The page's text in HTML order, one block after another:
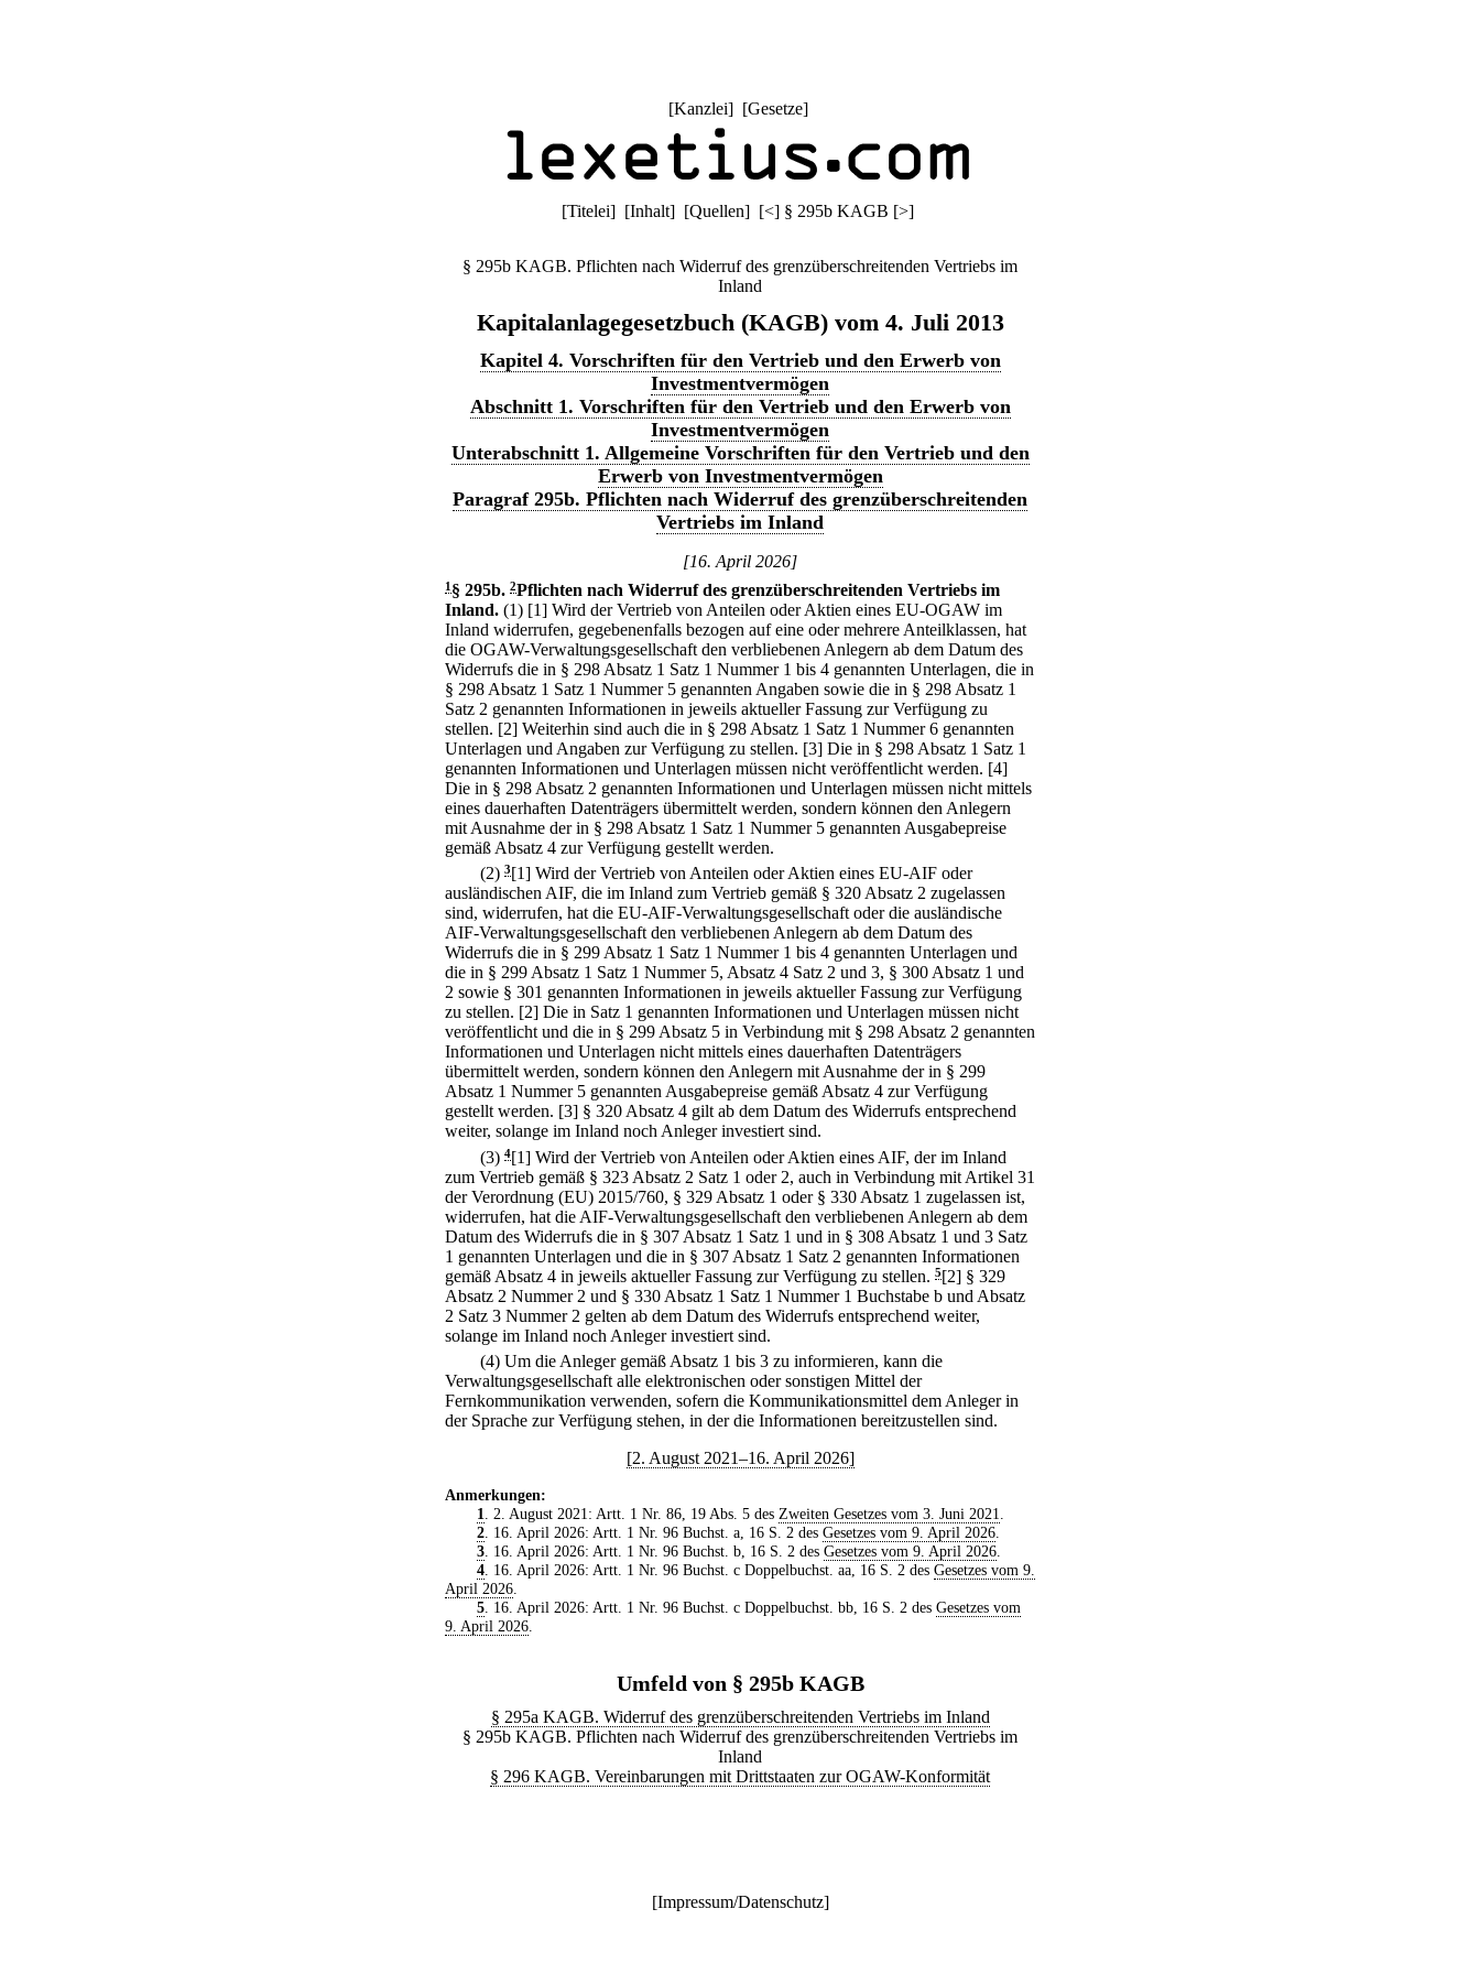
[Kanzlei] [Gesetze]
[Titelei] [Inhalt] [Quellen] [<] § 295b KAGB [>]
§ 295b KAGB. Pflichten nach Widerruf des grenzüberschreitenden Vertriebs im
Inland
Kapitalanlagegesetzbuch (KAGB) vom 4. Juli 2013
Kapitel 4. Vorschriften für den Vertrieb und den Erwerb von
Investmentvermögen
Abschnitt 1. Vorschriften für den Vertrieb und den Erwerb von
Investmentvermögen
Unterabschnitt 1. Allgemeine Vorschriften für den Vertrieb und den
Erwerb von Investmentvermögen
Paragraf 295b. Pflichten nach Widerruf des grenzüberschreitenden
Vertriebs im Inland
[16. April 2026]
1 § 295b. 2Pflichten nach Widerruf des grenzüberschreitenden Vertriebs im
Inland. (1) [1] Wird der Vertrieb von Anteilen oder Aktien eines EU-OGAW im
Inland widerrufen, gegebenenfalls bezogen auf eine oder mehrere Anteilklassen, hat
die OGAW-Verwaltungsgesellschaft den verbliebenen Anlegern ab dem Datum des
Widerrufs die in § 298 Absatz 1 Satz 1 Nummer 1 bis 4 genannten Unterlagen, die in
§ 298 Absatz 1 Satz 1 Nummer 5 genannten Angaben sowie die in § 298 Absatz 1
Satz 2 genannten Informationen in jeweils aktueller Fassung zur Verfügung zu
stellen. [2] Weiterhin sind auch die in § 298 Absatz 1 Satz 1 Nummer 6 genannten
Unterlagen und Angaben zur Verfügung zu stellen. [3] Die in § 298 Absatz 1 Satz 1
genannten Informationen und Unterlagen müssen nicht veröffentlicht werden. [4]
Die in § 298 Absatz 2 genannten Informationen und Unterlagen müssen nicht mittels
eines dauerhaften Datenträgers übermittelt werden, sondern können den Anlegern
mit Ausnahme der in § 298 Absatz 1 Satz 1 Nummer 5 genannten Ausgabepreise
gemäß Absatz 4 zur Verfügung gestellt werden.
(2) 3[1] Wird der Vertrieb von Anteilen oder Aktien eines EU-AIF oder
ausländischen AIF, die im Inland zum Vertrieb gemäß § 320 Absatz 2 zugelassen
sind, widerrufen, hat die EU-AIF-Verwaltungsgesellschaft oder die ausländische
AIF-Verwaltungsgesellschaft den verbliebenen Anlegern ab dem Datum des
Widerrufs die in § 299 Absatz 1 Satz 1 Nummer 1 bis 4 genannten Unterlagen und
die in § 299 Absatz 1 Satz 1 Nummer 5, Absatz 4 Satz 2 und 3, § 300 Absatz 1 und
2 sowie § 301 genannten Informationen in jeweils aktueller Fassung zur Verfügung
zu stellen. [2] Die in Satz 1 genannten Informationen und Unterlagen müssen nicht
veröffentlicht und die in § 299 Absatz 5 in Verbindung mit § 298 Absatz 2 genannten
Informationen und Unterlagen nicht mittels eines dauerhaften Datenträgers
übermittelt werden, sondern können den Anlegern mit Ausnahme der in § 299
Absatz 1 Nummer 5 genannten Ausgabepreise gemäß Absatz 4 zur Verfügung
gestellt werden. [3] § 320 Absatz 4 gilt ab dem Datum des Widerrufs entsprechend
weiter, solange im Inland noch Anleger investiert sind.
(3) 4[1] Wird der Vertrieb von Anteilen oder Aktien eines AIF, der im Inland
zum Vertrieb gemäß § 323 Absatz 2 Satz 1 oder 2, auch in Verbindung mit Artikel 31
der Verordnung (EU) 2015/760, § 329 Absatz 1 oder § 330 Absatz 1 zugelassen ist,
widerrufen, hat die AIF-Verwaltungsgesellschaft den verbliebenen Anlegern ab dem
Datum des Widerrufs die in § 307 Absatz 1 Satz 1 und in § 308 Absatz 1 und 3 Satz
1 genannten Unterlagen und die in § 307 Absatz 1 Satz 2 genannten Informationen
gemäß Absatz 4 in jeweils aktueller Fassung zur Verfügung zu stellen. 5[2] § 329
Absatz 2 Nummer 2 und § 330 Absatz 1 Satz 1 Nummer 1 Buchstabe b und Absatz
2 Satz 3 Nummer 2 gelten ab dem Datum des Widerrufs entsprechend weiter,
solange im Inland noch Anleger investiert sind.
(4) Um die Anleger gemäß Absatz 1 bis 3 zu informieren, kann die
Verwaltungsgesellschaft alle elektronischen oder sonstigen Mittel der
Fernkommunikation verwenden, sofern die Kommunikationsmittel dem Anleger in
der Sprache zur Verfügung stehen, in der die Informationen bereitzustellen sind.
[2. August 2021–16. April 2026]
Anmerkungen:
1
. 2. August 2021: Artt. 1 Nr. 86, 19 Abs. 5 des Zweiten Gesetzes vom 3. Juni 2021
2. 16. April 2026: Artt. 1 Nr. 96 Buchst. a, 16 S. 2 des Gesetzes vom 9. April 2026.
3. 16. April 2026: Artt. 1 Nr. 96 Buchst. b, 16 S. 2 des Gesetzes vom 9. April 2026.
4. 16. April 2026: Artt. 1 Nr. 96 Buchst. c Doppelbuchst. aa, 16 S. 2 des Gesetzes vom 9.
April 2026
5. 16. April 2026: Artt. 1 Nr. 96 Buchst. c Doppelbuchst. bb, 16 S. 2 des Gesetzes vom
9. April 2026
Umfeld von § 295b KAGB
§ 295a KAGB. Widerruf des grenzüberschreitenden Vertriebs im Inland
§ 295b KAGB. Pflichten nach Widerruf des grenzüberschreitenden Vertriebs im
Inland
§ 296 KAGB. Vereinbarungen mit Drittstaaten zur OGAW-Konformität
[Impressum/Datenschutz]